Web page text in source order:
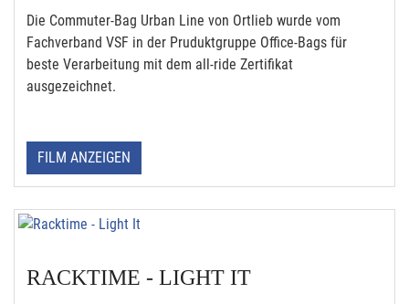
Die Commuter-Bag Urban Line von Ortlieb wurde vom
Fachverband VSF in der Pruduktgruppe Office-Bags für
beste Verarbeitung mit dem all-ride Zertifikat
ausgezeichnet.
FILM ANZEIGEN
RACKTIME - LIGHT IT